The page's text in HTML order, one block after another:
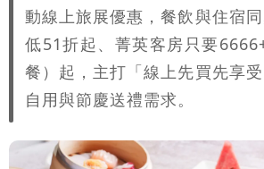
媒體人嘆：真的該緊張了
97萬網紅「肥大叔」驚
影曝 網驚覺不對
慈濟被騙10億！陳時中
勝：時間久看出睿智
白海豚今下午2點半發海
高是這縣市
動線上旅展優惠，餐飲與住宿
低51折起、菁英客房只要
餐）起，主打「線上先買先享受
自用與節慶送禮需求。